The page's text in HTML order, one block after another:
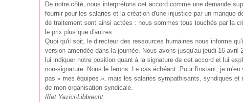
De notre côté, nous interprétons cet accord comme une demande
fournir pour les salariés et la création d'une injustice par un manque
de traitement sont ainsi actées : nous sommes tous touchés par la
le prix plus que d'autres.
Quoi qu'il soit, le directeur des ressources humaines nous informe
version amendée dans la journée. Nous avons jusqu'au jeudi 16 avril
lui indiquer notre position quant à la signature de cet accord et lui
non-signature. Nous le ferons. Le cas échéant. Pour l'instant, je m'en
pas « mes équipes », mais les salariés sympathisants, syndiqués et
de mon organisation syndicale.
Iffet Yazici-Libbrecht